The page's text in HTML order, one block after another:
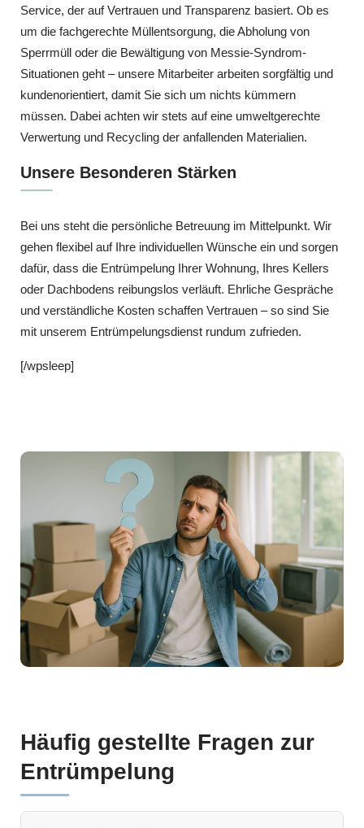
Service, der auf Vertrauen und Transparenz basiert. Ob es
um die fachgerechte Müllentsorgung, die Abholung von
Sperrmüll oder die Bewältigung von Messie-Syndrom-
Situationen geht – unsere Mitarbeiter arbeiten sorgfältig und
kundenorientiert, damit Sie sich um nichts kümmern
müssen. Dabei achten wir stets auf eine umweltgerechte
Verwertung und Recycling der anfallenden Materialien.
Unsere Besonderen Stärken
Bei uns steht die persönliche Betreuung im Mittelpunkt. Wir
gehen flexibel auf Ihre individuellen Wünsche ein und sorgen
dafür, dass die Entrümpelung Ihrer Wohnung, Ihres Kellers
oder Dachbodens reibungslos verläuft. Ehrliche Gespräche
und verständliche Kosten schaffen Vertrauen – so sind Sie
mit unserem Entrümpelungsdienst rundum zufrieden.
[/wpsleep]
Häufig gestellte Fragen zur
Entrümpelung